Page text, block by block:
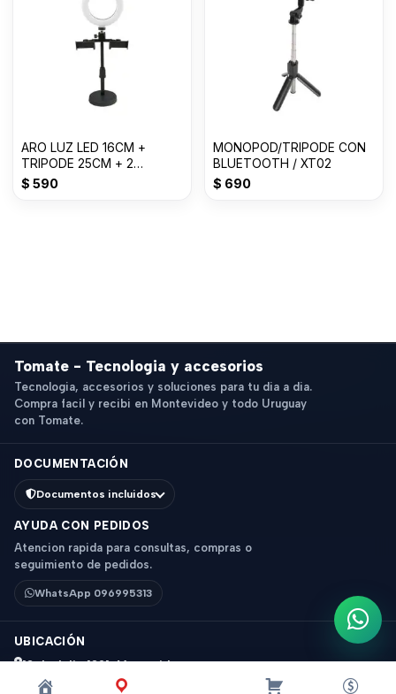
ARO LUZ LED 16CM +
TRIPODE 25CM + 2
SOPORTES
$ 590
MONOPOD/TRIPODE CON
BLUETOOTH / XT02
$ 690
Tomate - Tecnologia y accesorios
Tecnologia, accesorios y soluciones para tu dia a dia.
Compra facil y recibi en Montevideo y todo Uruguay
con Tomate.
DOCUMENTACIÓN
Documentos incluidos
AYUDA CON PEDIDOS
Atencion rapida para consultas, compras o
seguimiento de pedidos.
WhatsApp 096995313
UBICACIÓN
18 de Julio 1831, Montevideo
Horario: 9 a 18 hs